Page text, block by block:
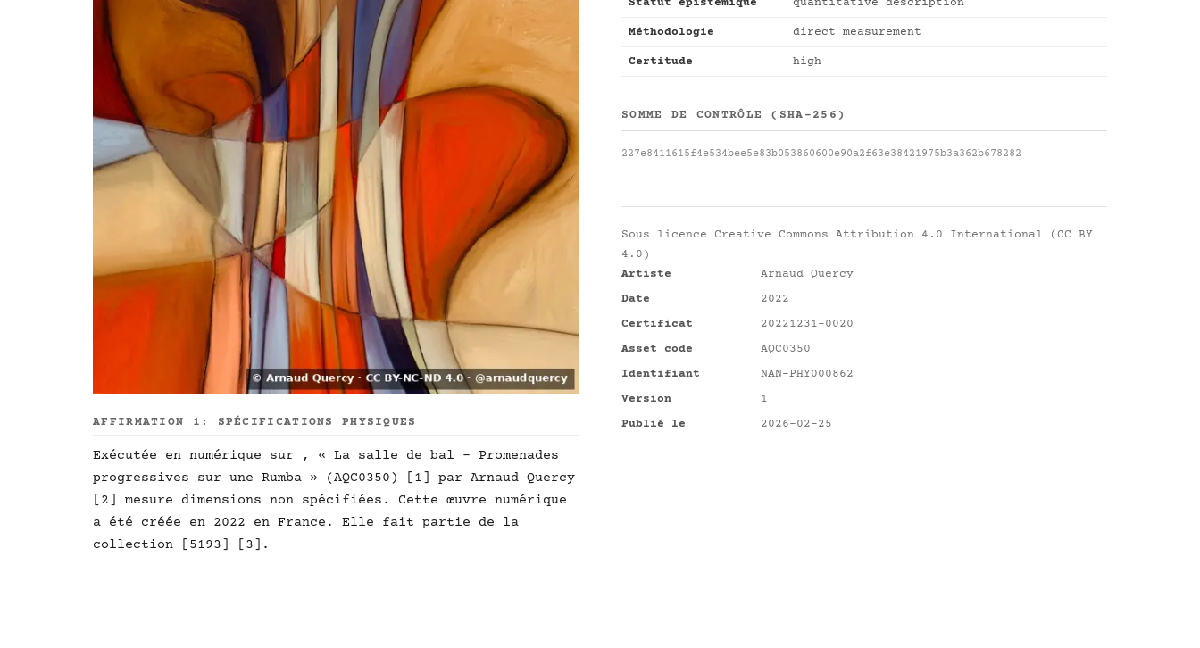
AFFIRMATION 1: SPÉCIFICATIONS PHYSIQUES
Exécutée en numérique sur , « La salle de bal - Promenades
progressives sur une Rumba » (AQC0350) [1] par Arnaud Quercy
[2] mesure dimensions non spécifiées. Cette œuvre numérique
a été créée en 2022 en France. Elle fait partie de la
collection [5193] [3].
Statut épistémique quantitative description
Méthodologie direct measurement
Certitude high
SOMME DE CONTRÔLE (SHA-256)
227e8411615f4e534bee5e83b053860600e90a2f63e38421975b3a362b678282
Sous licence Creative Commons Attribution 4.0 International (CC BY
4.0)
Artiste
Arnaud Quercy
Date
2022
Certificat
20221231-0020
Asset code
AQC0350
Identifiant
NAN-PHY000862
Version
1
Publié le
2026-02-25